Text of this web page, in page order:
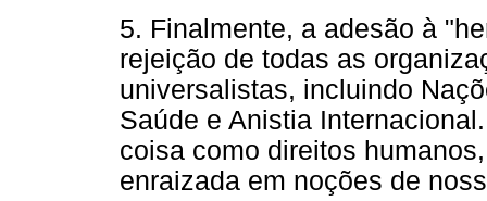
5. Finalmente, a adesão à
rejeição de todas as
universalistas, incluindo
Saúde e Anistia
coisa como direitos
enraizada em noções de